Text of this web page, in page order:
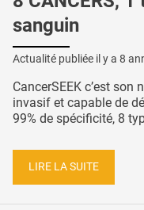
sanguin
Actualité publiée il y a 8
CancerSEEK c’est
invasif et capable de
99% de spécificité, 8
LIRE LA SUITE